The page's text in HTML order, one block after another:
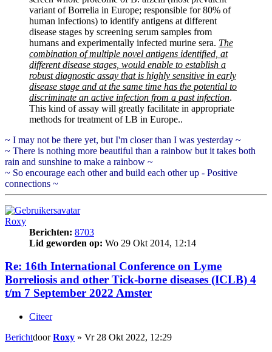
variant of Borrelia in Europe; responsible for 80% of
human infections) to identify antigens at different
disease stages by screening serum samples from
humans and experimentally infected murine sera. The
combination of multiple novel antigens identified, at
different disease stages, would enable to establish a
robust diagnostic assay that is highly sensitive in early
disease stage and at the same time has the potential to
discriminate an active infection from a past infection.
This kind of assay will greatly facilitate in appropriate
methods for treatment of LB in Europe..
~ I may not be there yet, but I'm closer than I was yesterday ~
~ There is nothing more beautiful than a rainbow but it takes both
rain and sunshine to make a rainbow ~
~ So encourage each other and build each other up - Positive
connections ~
Roxy
Berichten: 8703
Lid geworden op: Wo 29 Okt 2014, 12:14
Re: 16th International Conference on Lyme
Borreliosis and other Tick-borne diseases (ICLB) 4
t/m 7 September 2022 Amster
Citeer
BerichtdoorRoxy » Vr 28 Okt 2022, 12:29